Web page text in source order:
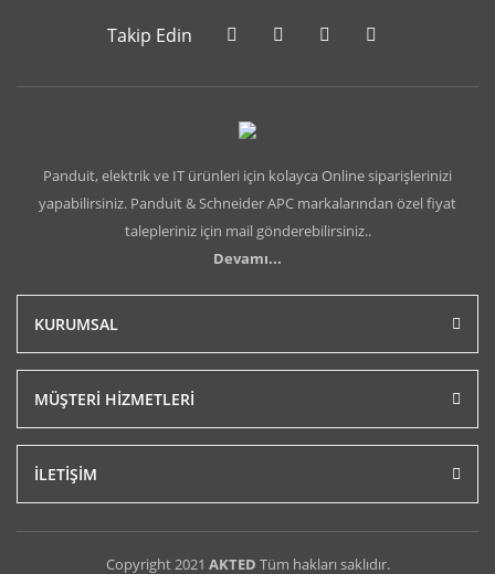
Takip Edin
Panduit, elektrik ve IT ürünleri için kolayca Online siparişlerinizi
yapabilirsiniz. Panduit & Schneider APC markalarından özel fiyat
talepleriniz için mail gönderebilirsiniz..
Devamı...
KURUMSAL
MÜŞTERİ HİZMETLERİ
İLETİŞİM
Copyright 2021 AKTED Tüm hakları saklıdır.